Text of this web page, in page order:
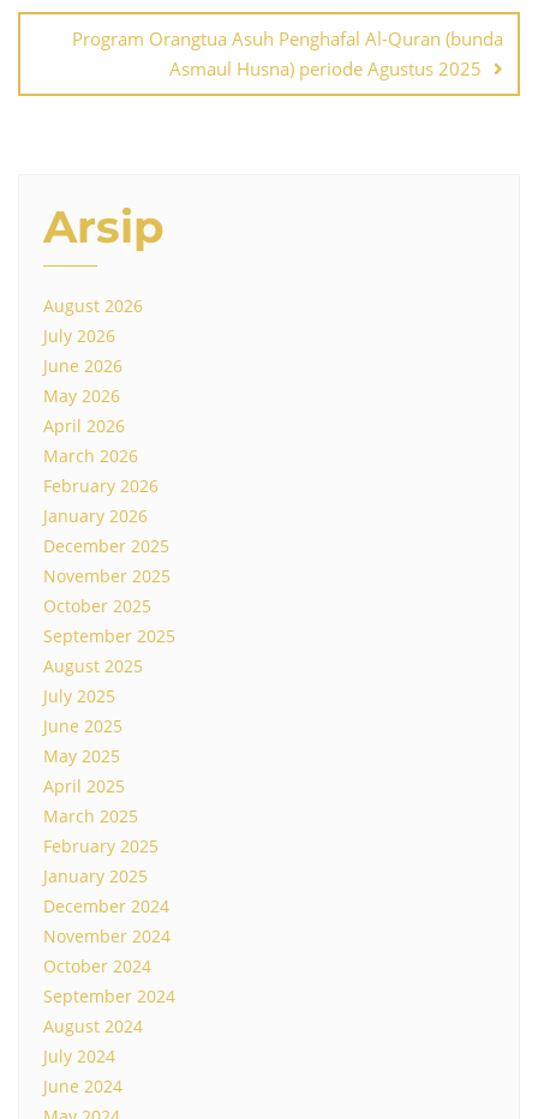
Program Orangtua Asuh Penghafal Al-Quran (bunda
Asmaul Husna) periode Agustus 2025
Arsip
August 2026
July 2026
June 2026
May 2026
April 2026
March 2026
February 2026
January 2026
December 2025
November 2025
October 2025
September 2025
August 2025
July 2025
June 2025
May 2025
April 2025
March 2025
February 2025
January 2025
December 2024
November 2024
October 2024
September 2024
August 2024
July 2024
June 2024